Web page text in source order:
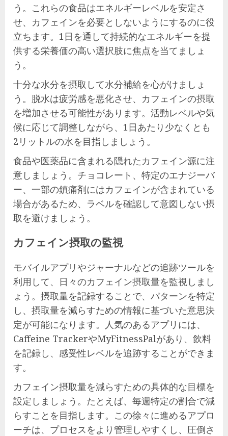
う。これらの食品はエネルギーレベルを安定さ
せ、カフェインを必要としないようにするのに役
立ちます。1日を通して持続的なエネルギーを提
供する栄養価の高い選択肢に焦点を当てましょ
う。
十分な水分を摂取して水分補給を心がけましょ
う。脱水は疲労感を悪化させ、カフェインの摂取
を増加させる可能性があります。活動レベルや気
候に応じて調整しながら、1日あたり少なくとも
2リットルの水を目指しましょう。
食品や医薬品に含まれる隠れたカフェイン源に注
意しましょう。チョコレート、特定のエナジーバ
ー、一部の鎮痛剤にはカフェインが含まれている
場合があるため、ラベルを確認して意図しない摂
取を避けましょう。
カフェイン摂取の監視
モバイルアプリやジャーナルなどの追跡ツールを
利用して、日々のカフェイン摂取量を監視しまし
ょう。摂取量を記録することで、パターンを特定
し、摂取量を減らすための情報に基づいた意思決
定が可能になります。人気のあるアプリには、
Caffeine TrackerやMyFitnessPalがあり、飲料
を記録し、感受性レベルを追跡することができま
す。
カフェイン摂取量を減らすための具体的な目標を
設定しましょう。たとえば、毎週特定の割合で減
らすことを目指します。この徐々に進めるアプロ
ーチは、プロセスをより管理しやすくし、圧倒さ